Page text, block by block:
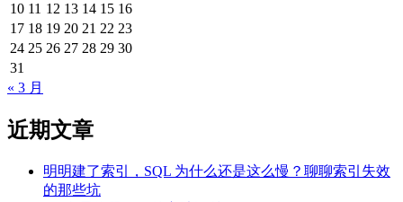
10 11 12 13 14 15 16
17 18 19 20 21 22 23
24 25 26 27 28 29 30
31
« 3 月
近期文章
明明建了索引，SQL 为什么还是这么慢？聊聊索引失效
的那些坑